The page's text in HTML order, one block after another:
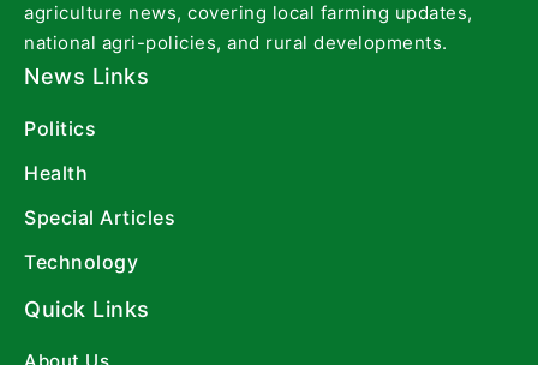
agriculture news, covering local farming updates,
national agri-policies, and rural developments.
News Links
Politics
Health
Special Articles
Technology
Quick Links